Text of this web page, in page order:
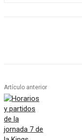
Artículo anterior